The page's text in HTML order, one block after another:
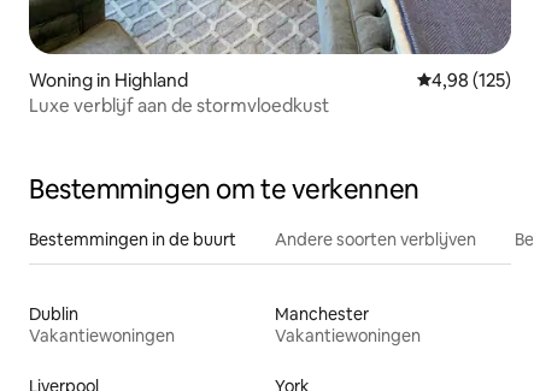
Woning in Highland Gemiddelde
4,98 (125)
Luxe verblijf aan de stormvloedkust
Bestemmingen om te verkennen
Bestemmingen in de buurt Andere soorten verblijven
Dublin
Vakantiewoningen
Manchester
Vakantiewoningen
Liverpool York